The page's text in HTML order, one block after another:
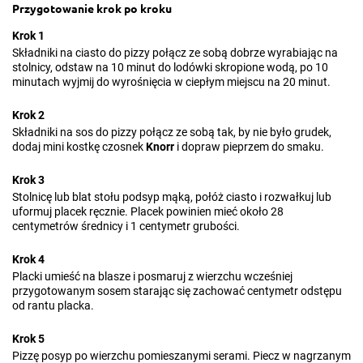
Przygotowanie krok po kroku
Krok 1
Składniki na ciasto do pizzy połącz ze sobą dobrze wyrabiając na
stolnicy, odstaw na 10 minut do lodówki skropione wodą, po 10
minutach wyjmij do wyrośnięcia w ciepłym miejscu na 20 minut.
Krok 2
Składniki na sos do pizzy połącz ze sobą tak, by nie było grudek,
dodaj mini kostkę czosnekKnorr i dopraw pieprzem do smaku.
Krok 3
Stolnicę lub blat stołu podsyp mąką, połóż ciasto i rozwałkuj lub
uformuj placek ręcznie. Placek powinien mieć około 28
centymetrów średnicy i 1 centymetr grubości.
Krok 4
Placki umieść na blasze i posmaruj z wierzchu wcześniej
przygotowanym sosem starając się zachować centymetr odstępu
od rantu placka.
Krok 5
Pizzę posyp po wierzchu pomieszanymi serami. Piecz w nagrzanym